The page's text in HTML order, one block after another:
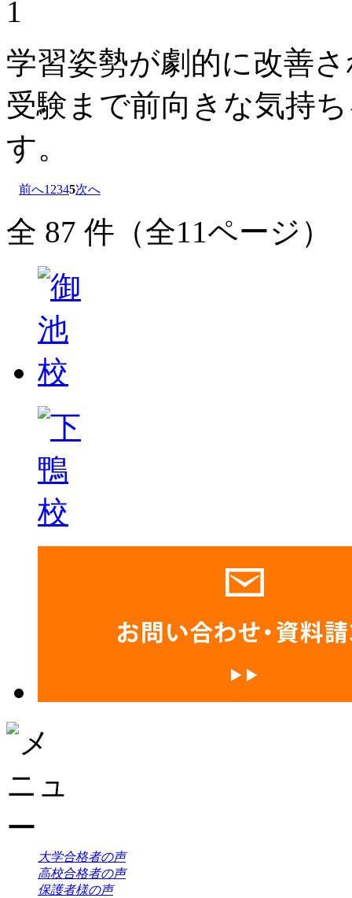
学習姿勢が劇的に改善
受験まで前向きな気持
す。
前へ12345次へ
全 87 件（全11ページ）
大学合格者の声
高校合格者の声
保護者様の声